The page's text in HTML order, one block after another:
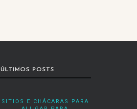
ÚLTIMOS POSTS
SITIOS E CHÁCARAS PARA